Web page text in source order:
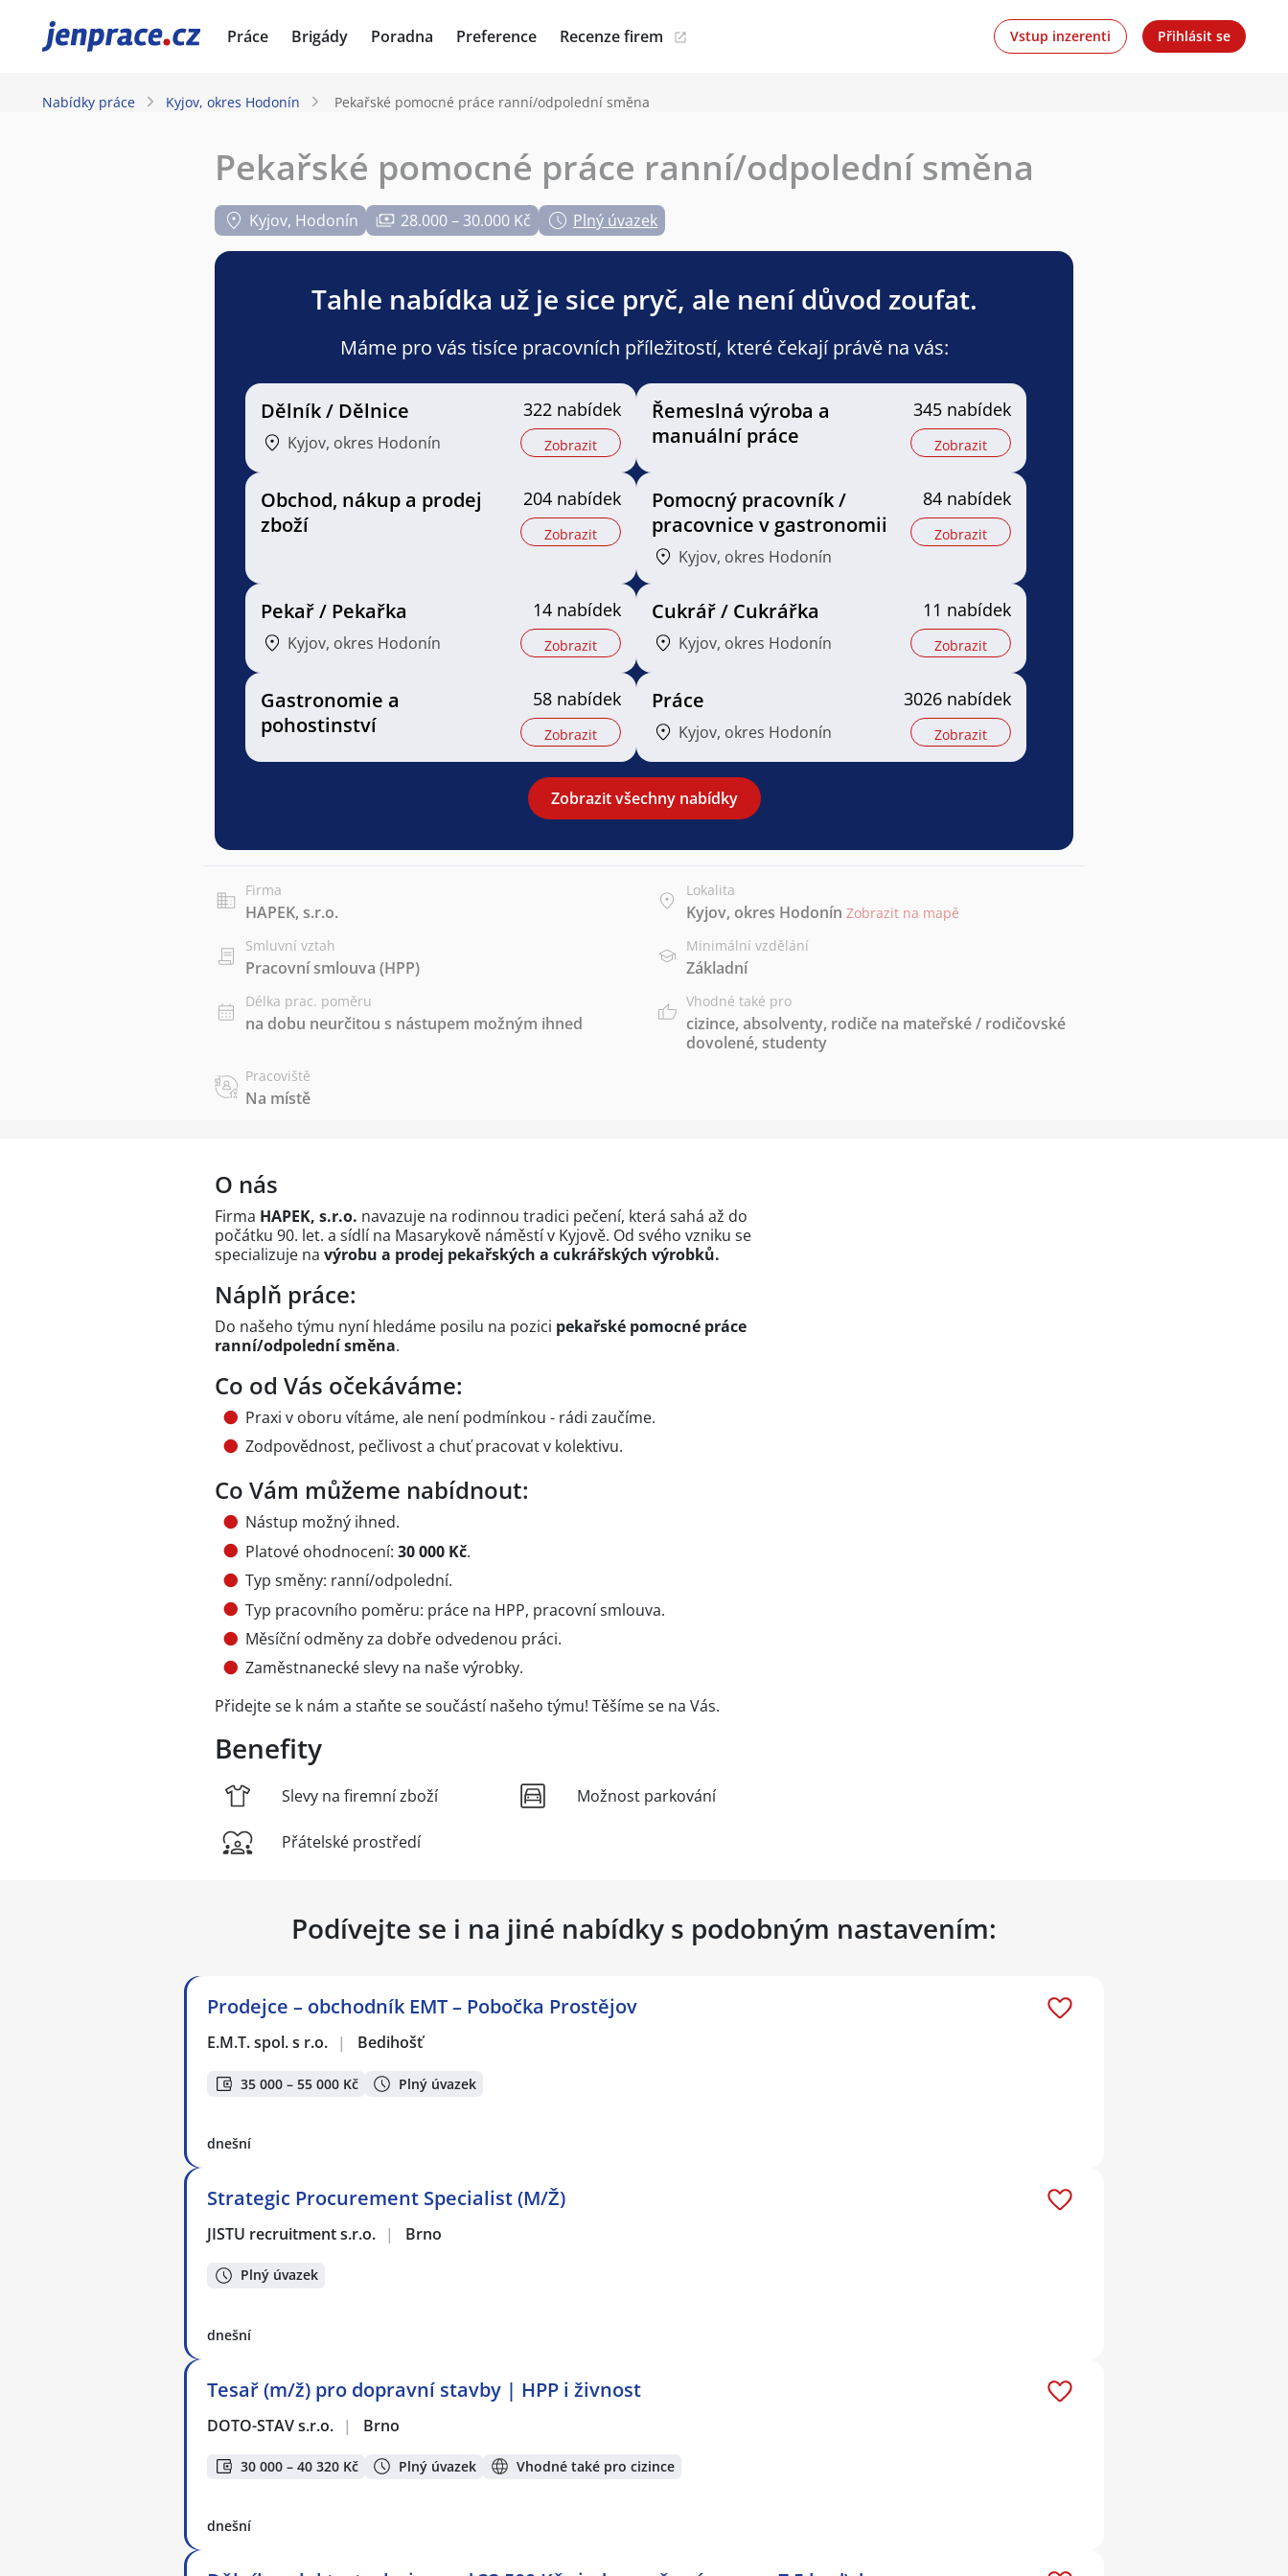
JenPráce.cz Práce Brigády Poradna Preference Recenze firem Vstup inzerenti Přihlásit se
Nabídky práce Kyjov, okres Hodonín Pekařské pomocné práce ranní/odpolední směna
Pekařské pomocné práce ranní/odpolední směna
Kyjov, Hodonín 28.000 – 30.000 Kč Plný úvazek
Tahle nabídka už je sice pryč, ale není důvod zoufat.
Máme pro vás tisíce pracovních příležitostí, které čekají právě na vás:
Dělník / Dělnice
Kyjov, okres Hodonín
322 nabídek
Zobrazit
Řemeslná výroba a
manuální práce
345 nabídek
Zobrazit
Obchod, nákup a prodej
zboží
204 nabídek
Zobrazit
Pomocný pracovník /
pracovnice v gastronomii
Kyjov, okres Hodonín
84 nabídek
Zobrazit
Pekař / Pekařka
Kyjov, okres Hodonín
14 nabídek
Zobrazit
Cukrář / Cukrářka
Kyjov, okres Hodonín
11 nabídek
Zobrazit
Gastronomie a
pohostinství
58 nabídek
Zobrazit
Práce
Kyjov, okres Hodonín
3026 nabídek
Zobrazit
Zobrazit všechny nabídky
Firma
HAPEK, s.r.o.
Lokalita
Kyjov, okres Hodonín Zobrazit na mapě
Smluvní vztah
Pracovní smlouva (HPP)
Minimální vzdělání
Základní
Délka prac. poměru
na dobu neurčitou s nástupem možným ihned
Vhodné také pro
cizince, absolventy, rodiče na mateřské / rodičovské
dovolené, studenty
Pracoviště
Na místě
O nás
Firma HAPEK, s.r.o. navazuje na rodinnou tradici pečení, která sahá až do
počátku 90. let. a sídlí na Masarykově náměstí v Kyjově. Od svého vzniku se
specializuje na výrobu a prodej pekařských a cukrářských výrobků.
Náplň práce:
Do našeho týmu nyní hledáme posilu na pozici pekařské pomocné práce
ranní/odpolední směna.
Co od Vás očekáváme:
Praxi v oboru vítáme, ale není podmínkou - rádi zaučíme.
Zodpovědnost, pečlivost a chuť pracovat v kolektivu.
Co Vám můžeme nabídnout:
Nástup možný ihned.
Platové ohodnocení: 30 000 Kč.
Typ směny: ranní/odpolední.
Typ pracovního poměru: práce na HPP, pracovní smlouva.
Měsíční odměny za dobře odvedenou práci.
Zaměstnanecké slevy na naše výrobky.
Přidejte se k nám a staňte se součástí našeho týmu! Těšíme se na Vás.
Benefity
Slevy na firemní zboží
Přátelské prostředí
Možnost parkování
Podívejte se i na jiné nabídky s podobným nastavením:
Prodejce – obchodník EMT – Pobočka Prostějov
E.M.T. spol. s r.o. | Bedihošť
35 000 – 55 000 Kč Plný úvazek
dnešní
Strategic Procurement Specialist (M/Ž)
JISTU recruitment s.r.o. | Brno
Plný úvazek
dnešní
Tesař (m/ž) pro dopravní stavby | HPP i živnost
DOTO-STAV s.r.o. | Brno
30 000 – 40 320 Kč Plný úvazek Vhodné také pro cizince
dnešní